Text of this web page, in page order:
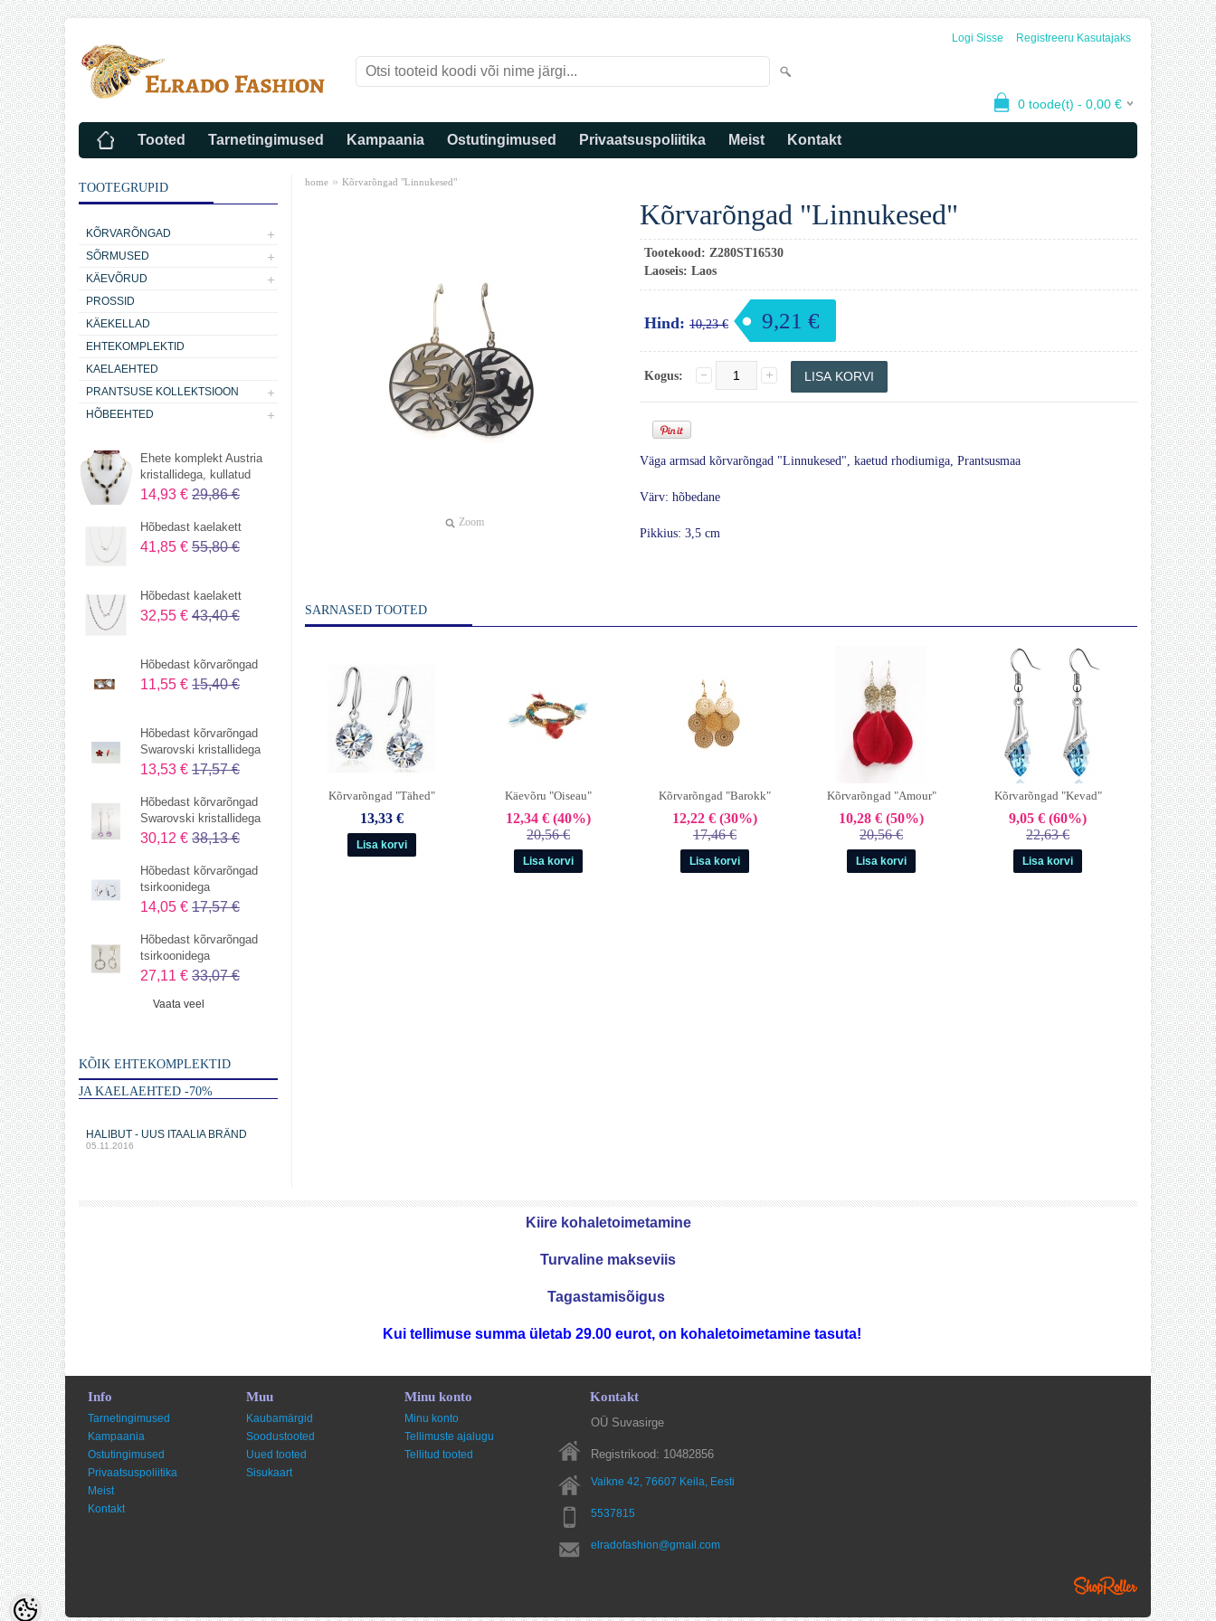
Logi Sisse Registreeru Kasutajaks
0 toode(t) - 0,00 €
Tooted Tarnetingimused Kampaania Ostutingimused Privaatsuspoliitika Meist Kontakt
TOOTEGRUPID
KÕRVARÕNGAD
SÕRMUSED
KÄEVÕRUD
PROSSID
KÄEKELLAD
EHTEKOMPLEKTID
KAELAEHTED
PRANTSUSE KOLLEKTSIOON
HÕBEEHTED
Ehete komplekt Austria
kristallidega, kullatud
14,93 € 29,86 €
Hõbedast kaelakett
41,85 € 55,80 €
Hõbedast kaelakett
32,55 € 43,40 €
Hõbedast kõrvarõngad
11,55 € 15,40 €
Hõbedast kõrvarõngad
Swarovski kristallidega
13,53 € 17,57 €
Hõbedast kõrvarõngad
Swarovski kristallidega
30,12 € 38,13 €
Hõbedast kõrvarõngad
tsirkoonidega
14,05 € 17,57 €
Hõbedast kõrvarõngad
tsirkoonidega
27,11 € 33,07 €
Vaata veel
KÕIK EHTEKOMPLEKTID
JA KAELAEHTED -70%
HALIBUT - UUS ITAALIA BRÄND
05.11.2016
home » Kõrvarõngad "Linnukesed"
Zoom
Kõrvarõngad "Linnukesed"
Tootekood: Z280ST16530
Laoseis: Laos
Hind: 10,23 € 9,21 €
Kogus:
Väga armsad kõrvarõngad "Linnukesed", kaetud rhodiumiga, Prantsusmaa
Värv: hõbedane
Pikkius: 3,5 cm
SARNASED TOOTED
Kõrvarõngad "Tähed"
13,33 €
Käevõru "Oiseau"
12,34 € (40%)
20,56 €
Kõrvarõngad "Barokk"
12,22 € (30%)
17,46 €
Kõrvarõngad "Amour"
10,28 € (50%)
20,56 €
Kõrvarõngad "Kevad"
9,05 € (60%)
22,63 €
Kiire kohaletoimetamine
Turvaline makseviis
Tagastamisõigus
Kui tellimuse summa ületab 29.00 eurot, on kohaletoimetamine tasuta!
Info
Tarnetingimused
Kampaania
Ostutingimused
Privaatsuspoliitika
Meist
Kontakt
Muu
Kaubamärgid
Soodustooted
Uued tooted
Sisukaart
Minu konto
Minu konto
Tellimuste ajalugu
Tellitud tooted
Kontakt
OÜ Suvasirge
Registrikood: 10482856
Vaikne 42, 76607 Keila, Eesti
5537815
elradofashion@gmail.com